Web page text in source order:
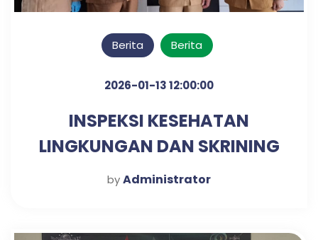
Berita Berita
2026-01-13 12:00:00
INSPEKSI KESEHATAN
LINGKUNGAN DAN SKRINING
DIABETES & HIPERTENSI
byAdministrator